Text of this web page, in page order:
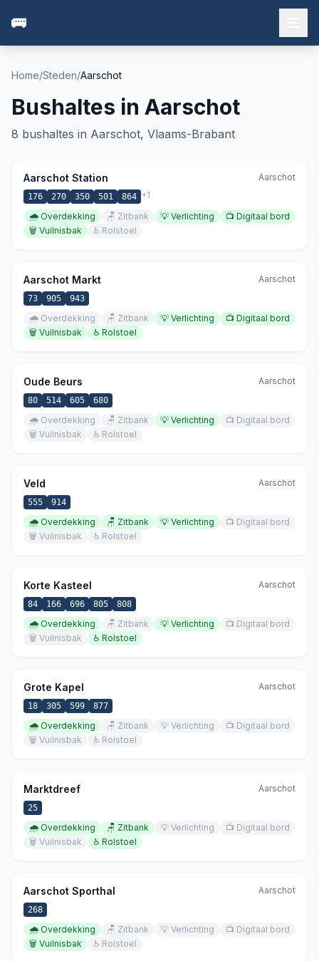
🚌
Home/Steden/Aarschot
Bushaltes in Aarschot
8 bushaltes in Aarschot, Vlaams-Brabant
Aarschot Station Aarschot
176 270 350 501 864 +1
🌧️ Overdekking 🪑 Zitbank 💡 Verlichting 📺 Digitaal bord
🗑️ Vuilnisbak ♿ Rolstoel
Aarschot Markt Aarschot
73 905 943
🌧️ Overdekking 🪑 Zitbank 💡 Verlichting 📺 Digitaal bord
🗑️ Vuilnisbak ♿ Rolstoel
Oude Beurs Aarschot
80 514 605 680
🌧️ Overdekking 🪑 Zitbank 💡 Verlichting 📺 Digitaal bord
🗑️ Vuilnisbak ♿ Rolstoel
Veld Aarschot
555 914
🌧️ Overdekking 🪑 Zitbank 💡 Verlichting 📺 Digitaal bord
🗑️ Vuilnisbak ♿ Rolstoel
Korte Kasteel Aarschot
84 166 696 805 808
🌧️ Overdekking 🪑 Zitbank 💡 Verlichting 📺 Digitaal bord
🗑️ Vuilnisbak ♿ Rolstoel
Grote Kapel Aarschot
18 305 599 877
🌧️ Overdekking 🪑 Zitbank 💡 Verlichting 📺 Digitaal bord
🗑️ Vuilnisbak ♿ Rolstoel
Marktdreef Aarschot
25
🌧️ Overdekking 🪑 Zitbank 💡 Verlichting 📺 Digitaal bord
🗑️ Vuilnisbak ♿ Rolstoel
Aarschot Sporthal Aarschot
268
🌧️ Overdekking 🪑 Zitbank 💡 Verlichting 📺 Digitaal bord
🗑️ Vuilnisbak ♿ Rolstoel